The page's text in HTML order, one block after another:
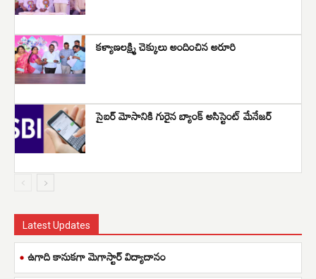
కళ్యాణలక్ష్మి చెక్కులు అందించిన అరూరి
సైబర్ మోసానికి గురైన బ్యాంక్ అసిస్టెంట్ మేనేజర్
Latest Updates
ఉగాది కానుకగా మెగాస్టార్ విద్యాదానం